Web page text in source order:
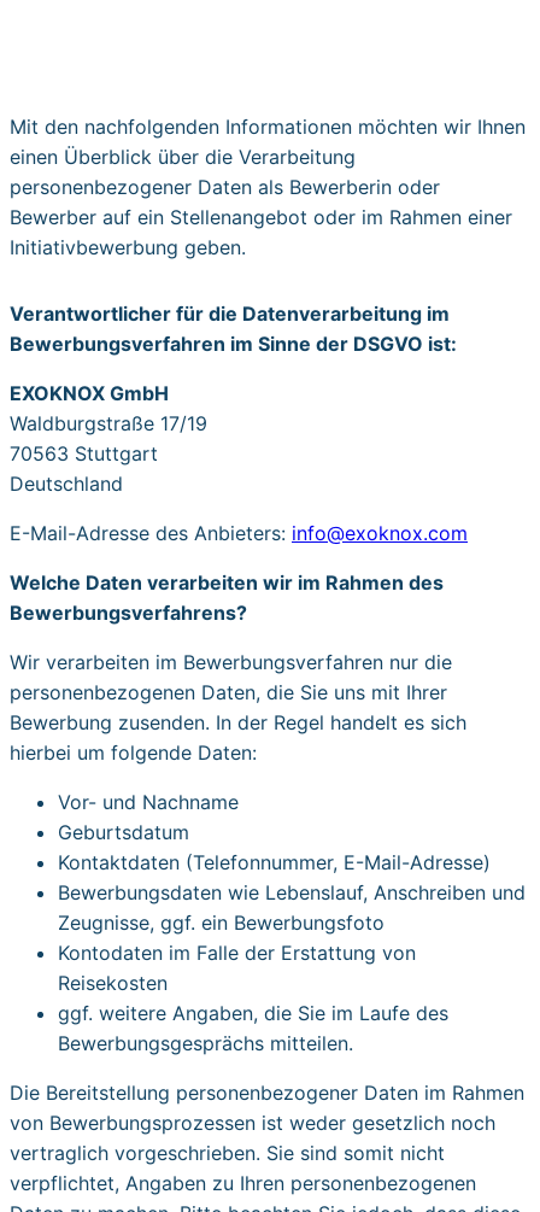
Mit den nachfolgenden Informationen möchten wir Ihnen
einen Überblick über die Verarbeitung
personenbezogener Daten als Bewerberin oder
Bewerber auf ein Stellenangebot oder im Rahmen einer
Initiativbewerbung geben.
Verantwortlicher für die Datenverarbeitung im
Bewerbungs­verfahren im Sinne der DSGVO ist:
EXOKNOX GmbH
Waldburgstraße 17/19
70563 Stuttgart
Deutschland
E-Mail-Adresse des Anbieters: info@exoknox.com
Welche Daten verarbeiten wir im Rahmen des
Bewerbungs­verfahrens?
Wir verarbeiten im Bewerbungsverfahren nur die
personenbe­zogenen Daten, die Sie uns mit Ihrer
Bewerbung zusenden. In der Regel handelt es sich
hierbei um folgende Daten:
Vor- und Nachname
Geburtsdatum
Kontaktdaten (Telefonnummer, E-Mail-Adresse)
Bewerbungsdaten wie Lebenslauf, Anschreiben und
Zeugnisse, ggf. ein Bewerbungs­foto
Kontodaten im Falle der Erstattung von
Reisekosten
ggf. weitere Angaben, die Sie im Laufe des
Bewerbungsgesprächs mitteilen.
Die Bereitstellung personenbe­zogener Daten im Rahmen
von Bewerbungsprozessen ist weder gesetzlich noch
vertraglich vorgeschrieben. Sie sind somit nicht
verpflichtet, Angaben zu Ihren personenbezogenen